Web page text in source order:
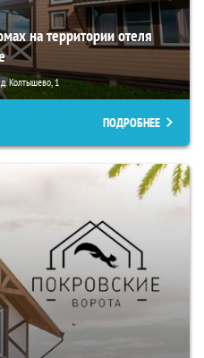
на территории отеля
Колтышево, 1
ПОДРОБНЕЕ